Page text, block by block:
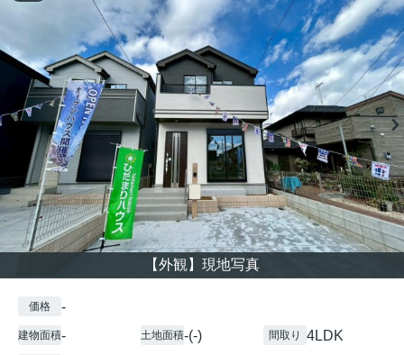
【外観】現地写真
価格 -
建物面積- 土地面積-(-) 間取り 4LDK